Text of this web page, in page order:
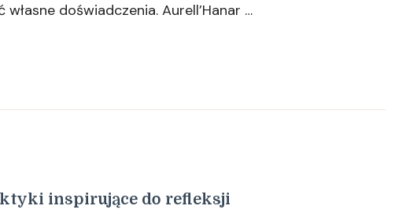
doświadczenia. Aurell’Hanar …
inspirujące do refleksji